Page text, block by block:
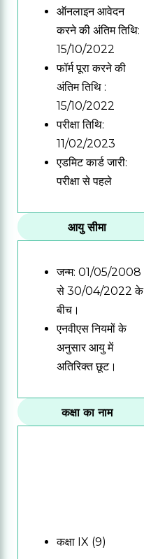
ऑनलाइन आवेदन
करने की अंतिम तिथि:
15/10/2022
फॉर्म पूरा करने की
अंतिम तिथि :
15/10/2022
परीक्षा तिथि:
11/02/2023
एडमिट कार्ड जारी:
परीक्षा से पहले
आयु सीमा
जन्म: 01/05/2008
से 30/04/2022 के
बीच।
एनवीएस नियमों के
अनुसार आयु में
अतिरिक्त छूट।
कक्षा का नाम
कक्षा IX (9)